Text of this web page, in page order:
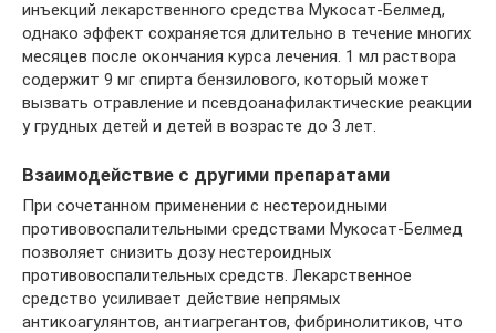
инъекций лекарственного средства Мукосат-Белмед,
однако эффект сохраняется длительно в течение многих
месяцев после окончания курса лечения. 1 мл раствора
содержит 9 мг спирта бензилового, который может
вызвать отравление и псевдоанафилактические реакции
у грудных детей и детей в возрасте до 3 лет.
Взаимодействие с другими препаратами
При сочетанном применении с нестероидными
противовоспалительными средствами Мукосат-Белмед
позволяет снизить дозу нестероидных
противовоспалительных средств. Лекарственное
средство усиливает действие непрямых
антикоагулянтов, антиагрегантов, фибринолитиков, что